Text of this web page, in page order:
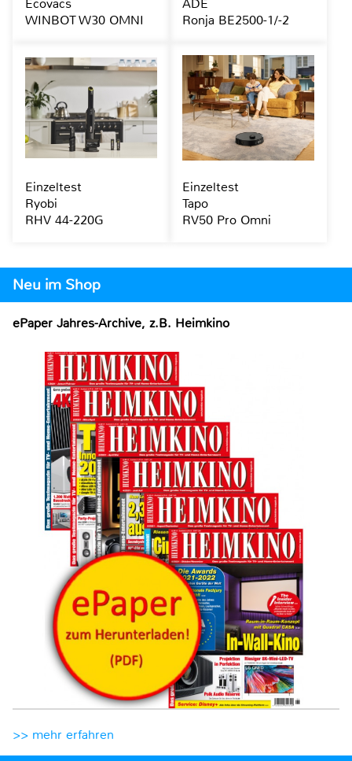
Neu im Shop
ePaper Jahres-Archive, z.B. Heimkino
>> mehr erfahren
Ecovacs
WINBOT W30 OMNI
ADE
Ronja BE2500-1/-2
Einzeltest
Ryobi
RHV 44-220G
Einzeltest
Tapo
RV50 Pro Omni